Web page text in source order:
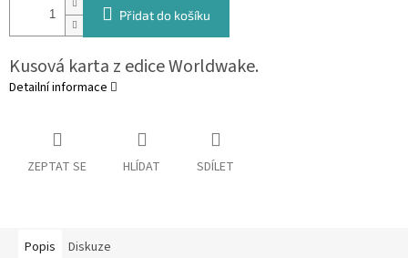
Přidat do košíku
Kusová karta z edice Worldwake.
Detailní informace
ZEPTAT SE HLÍDAT SDÍLET
Popis Diskuze